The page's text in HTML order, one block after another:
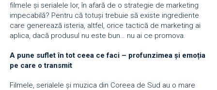
filmele și serialele lor, în afară de o strategie de marketing
impecabilă? Pentru că totuși trebuie să existe ingrediente
care generează isteria, altfel, orice tactică de marketing ai
aplica, dacă produsul nu este bun… nu ai ce promova.
A pune suflet în tot ceea ce faci – profunzimea și emoția
pe care o transmit
Filmele, serialele și muzica din Coreea de Sud au o mare